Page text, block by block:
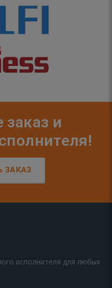
заказ и
ЗАКАЗ
исполнителя для любых